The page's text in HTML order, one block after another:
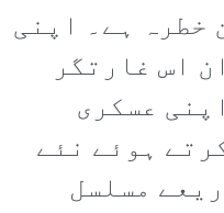
خطرہ ہے۔ اپنی
اس غارتگر
عسکری
ہوئے نئے
مسلسل